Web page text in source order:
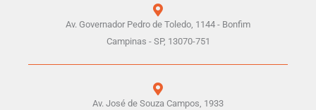
Av. Governador Pedro de Toledo, 1144 - Bonfim
Campinas - SP, 13070-751
Av. José de Souza Campos, 1933